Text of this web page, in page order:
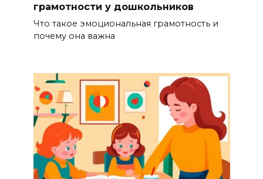
грамотности у дошкольников
Что такое эмоциональная грамотность и
почему она важна